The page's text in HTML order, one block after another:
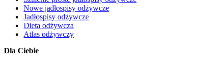
Nowe jadłospisy odżywcze
Jadłospisy odżywcze
Dieta odżywcza
Atlas odżywczy
Dla Ciebie